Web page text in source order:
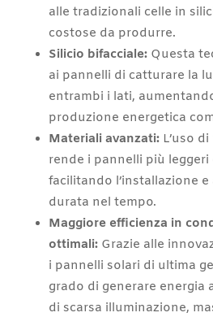
alle tradizionali celle in
costose da produrre.
Silicio bifacciale:Questa
ai pannelli di catturare la
entrambi i lati,
produzione energetica
Materiali avanzati:L’uso
rende i pannelli più leggeri
facilitando l’installazione
durata nel tempo.
Maggiore efficienza in
ottimali:Grazie alle
i pannelli solari di ultima
grado di generare energia
di scarsa illuminazione,